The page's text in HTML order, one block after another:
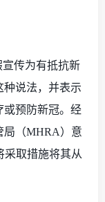
宣传为有抵抗新
种说法，并表示
或预防新冠。经
局（MHRA）意
取措施将其从